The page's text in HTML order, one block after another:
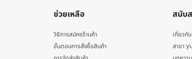
ช่วยเหลือ
วิธีการสมัครร้านค้า
ขั้นตอนการสั่งซื้อสินค้า
สนับ
เกี่ยวกับ
สาขา